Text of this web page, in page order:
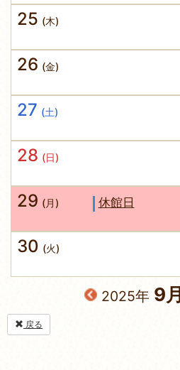
25 (木)
26 (金)
27 (土)
28 (日)
29 (月) 休館日
30 (火)
2025年 9月
戻る